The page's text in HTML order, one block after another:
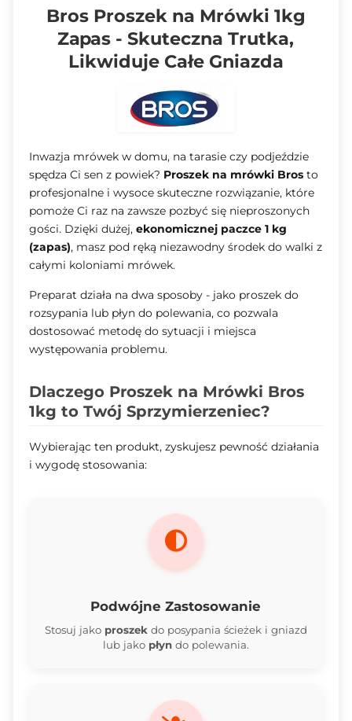
Bros Proszek na Mrówki 1kg
Zapas - Skuteczna Trutka,
Likwiduje Całe Gniazda
Inwazja mrówek w domu, na tarasie czy podjeździe
spędza Ci sen z powiek? Proszek na mrówki Brosto
profesjonalne i wysoce skuteczne rozwiązanie, które
pomoże Ci raz na zawsze pozbyć się nieproszonych
gości. Dzięki dużej, ekonomicznej paczce 1 kg
(zapas), masz pod ręką niezawodny środek do walki z
całymi koloniami mrówek.
Preparat działa na dwa sposoby - jako proszek do
rozsypania lub płyn do polewania, co pozwala
dostosować metodę do sytuacji i miejsca
występowania problemu.
Dlaczego Proszek na Mrówki Bros
1kg to Twój Sprzymierzeniec?
Wybierając ten produkt, zyskujesz pewność działania
i wygodę stosowania:
Podwójne Zastosowanie
Stosuj jako proszekdo posypania ścieżek i gniazd
lub jako płyndo polewania.